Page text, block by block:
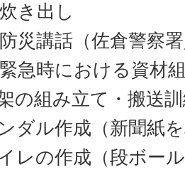
き出し
災講話（佐倉警察
急時における資材
の組み立て・搬送
ダル作成（新聞紙
レの作成（段ボー